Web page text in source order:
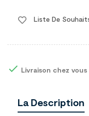
Liste De
 Livraison chez
La Description